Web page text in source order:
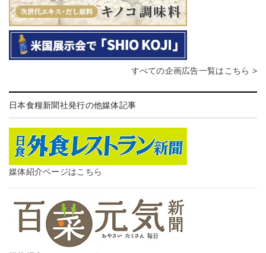
すべての企画広告一覧はこちら >
日本食糧新聞社発行の他媒体記事
媒体紹介ページはこちら